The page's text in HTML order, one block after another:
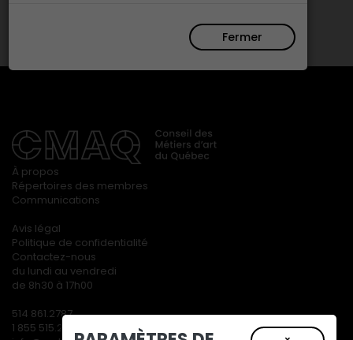
Fermer
À propos
Répertoires des membres
Communications
Avis légal
Politique de confidentialité
Contactez-nous
du lundi au vendredi
de 8h30 à 17h00
514 861.2787
1 855 515.2787